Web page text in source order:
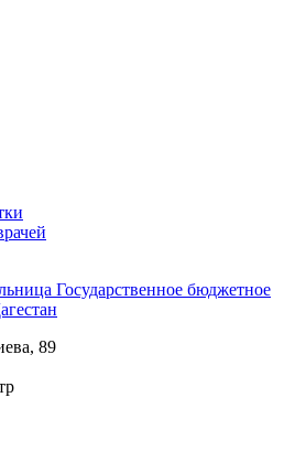
Государственное бюджетное
89